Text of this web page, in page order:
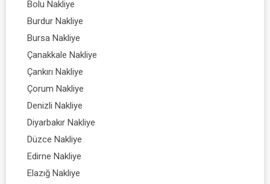
Bolu Nakliye
Burdur Nakliye
Bursa Nakliye
Çanakkale Nakliye
Çankırı Nakliye
Çorum Nakliye
Denizli Nakliye
Diyarbakır Nakliye
Düzce Nakliye
Edirne Nakliye
Elazığ Nakliye